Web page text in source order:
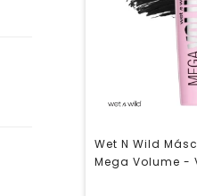
Wet N Wild
Mega Volume -